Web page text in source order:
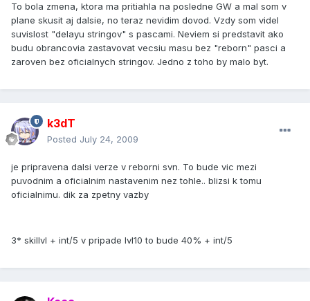
To bola zmena, ktora ma pritiahla na posledne GW a mal som v
plane skusit aj dalsie, no teraz nevidim dovod. Vzdy som videl
suvislost "delayu stringov" s pascami. Neviem si predstavit ako
budu obrancovia zastavovat vecsiu masu bez "reborn" pasci a
zaroven bez oficialnych stringov. Jedno z toho by malo byt.
k3dT
Posted July 24, 2009
je pripravena dalsi verze v reborni svn. To bude vic mezi
puvodnim a oficialnim nastavenim nez tohle.. blizsi k tomu
oficialnimu. dik za zpetny vazby
3* skillvl + int/5 v pripade lvl10 to bude 40% + int/5